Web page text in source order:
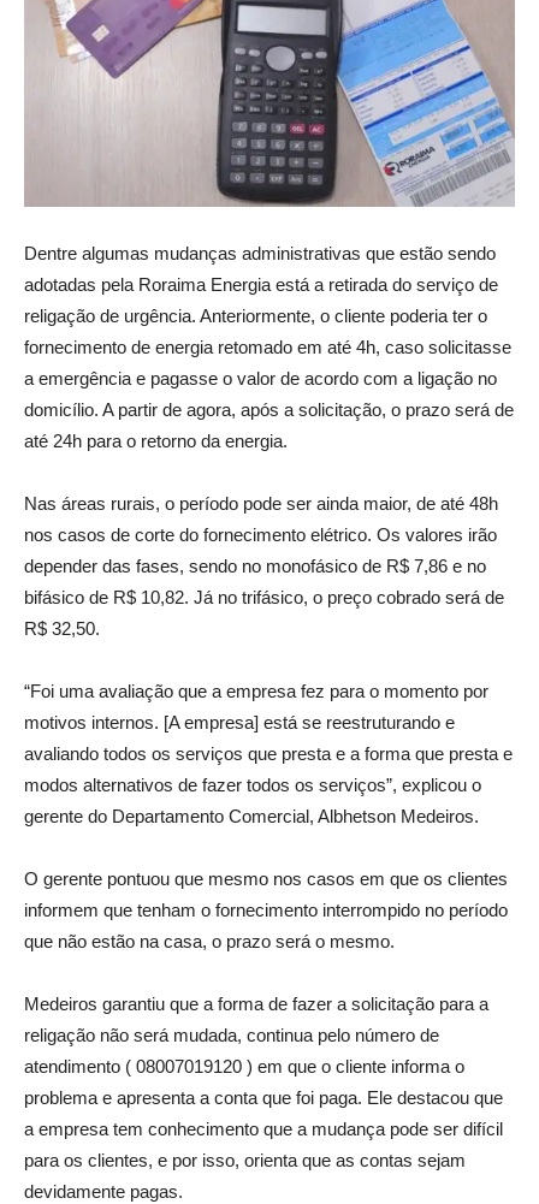
Dentre algumas mudanças administrativas que estão sendo
adotadas pela Roraima Energia está a retirada do serviço de
religação de urgência. Anteriormente, o cliente poderia ter o
fornecimento de energia retomado em até 4h, caso solicitasse
a emergência e pagasse o valor de acordo com a ligação no
domicílio. A partir de agora, após a solicitação, o prazo será de
até 24h para o retorno da energia.
Nas áreas rurais, o período pode ser ainda maior, de até 48h
nos casos de corte do fornecimento elétrico. Os valores irão
depender das fases, sendo no monofásico de R$ 7,86 e no
bifásico de R$ 10,82. Já no trifásico, o preço cobrado será de
R$ 32,50.
“Foi uma avaliação que a empresa fez para o momento por
motivos internos. [A empresa] está se reestruturando e
avaliando todos os serviços que presta e a forma que presta e
modos alternativos de fazer todos os serviços”, explicou o
gerente do Departamento Comercial, Albhetson Medeiros.
O gerente pontuou que mesmo nos casos em que os clientes
informem que tenham o fornecimento interrompido no período
que não estão na casa, o prazo será o mesmo.
Medeiros garantiu que a forma de fazer a solicitação para a
religação não será mudada, continua pelo número de
atendimento ( 08007019120 ) em que o cliente informa o
problema e apresenta a conta que foi paga. Ele destacou que
a empresa tem conhecimento que a mudança pode ser difícil
para os clientes, e por isso, orienta que as contas sejam
devidamente pagas.